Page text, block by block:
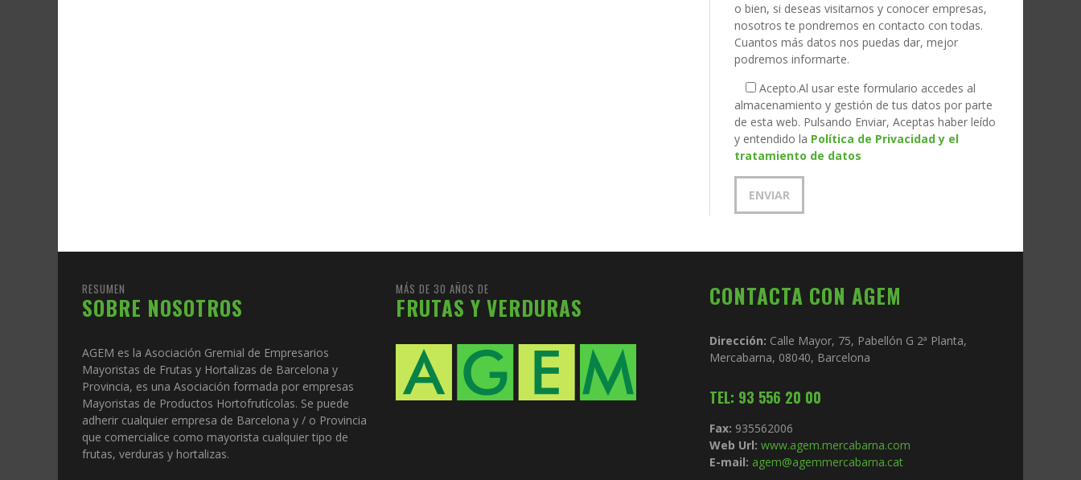
o bien, si deseas visitarnos y conocer empresas,
nosotros te pondremos en contacto con todas.
Cuantos más datos nos puedas dar, mejor
podremos informarte.
Acepto.Al usar este formulario accedes al
almacenamiento y gestión de tus datos por parte
de esta web. Pulsando Enviar, Aceptas haber leído
y entendido la Política de Privacidad y el
tratamiento de datos
RESUMEN
SOBRE NOSOTROS
AGEM es la Asociación Gremial de Empresarios
Mayoristas de Frutas y Hortalizas de Barcelona y
Provincia, es una Asociación formada por empresas
Mayoristas de Productos Hortofrutícolas. Se puede
adherir cualquier empresa de Barcelona y / o Provincia
que comercialice como mayorista cualquier tipo de
frutas, verduras y hortalizas.
MÁS DE 30 AÑOS DE
FRUTAS Y VERDURAS CONTACTA CON AGEM
Dirección: Calle Mayor, 75, Pabellón G 2ª Planta,
Mercabarna, 08040, Barcelona
TEL: 93 556 20 00
Fax: 935562006
Web Url: www.agem.mercabarna.com
E-mail: agem@agemmercabarna.cat